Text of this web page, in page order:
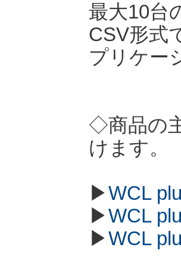
最大10台
CSV形式
プリケー
◇商品の
けます。
▶WCL
▶WCL
▶WCL